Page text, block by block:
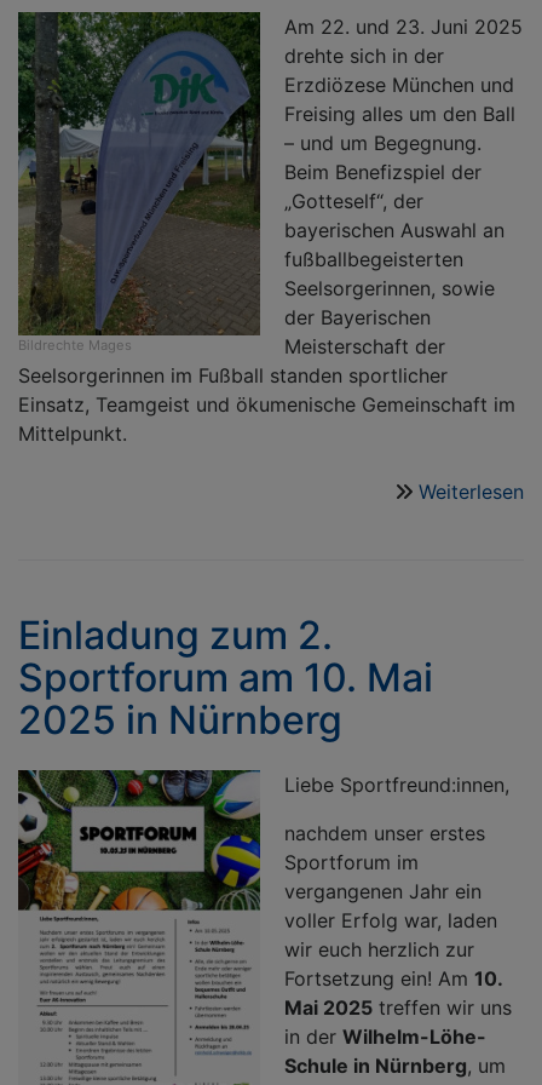
Bildrechte Mages
Am 22. und 23. Juni 2025
drehte sich in der
Erzdiözese München und
Freising alles um den Ball
– und um Begegnung.
Beim Benefizspiel der
„Gotteself“, der
bayerischen Auswahl an
fußballbegeisterten
Seelsorgerinnen, sowie
der Bayerischen
Meisterschaft der
Seelsorgerinnen im Fußball standen sportlicher
Einsatz, Teamgeist und ökumenische Gemeinschaft im
Mittelpunkt.
Weiterlesen
Einladung zum 2.
Sportforum am 10. Mai
2025 in Nürnberg
Liebe Sportfreund:innen,
nachdem unser erstes
Sportforum im
vergangenen Jahr ein
voller Erfolg war, laden
wir euch herzlich zur
Fortsetzung ein! Am 10.
Mai 2025 treffen wir uns
in der Wilhelm-Löhe-
Schule in Nürnberg, um